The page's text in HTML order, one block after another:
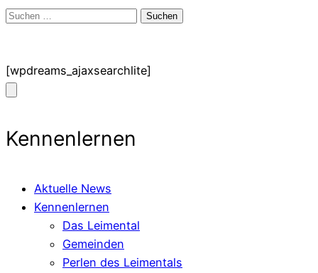
Suchen
[wpdreams_ajaxsearchlite]
Kennenlernen
Aktuelle News
Kennenlernen
Das Leimental
Gemeinden
Perlen des Leimentals